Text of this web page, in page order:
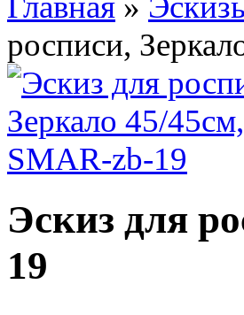
росписи,
Эскиз для
19